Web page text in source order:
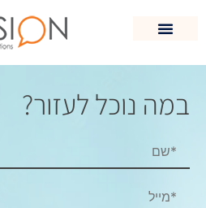
Construction
במה נוכל לעזור?